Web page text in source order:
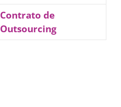
Contrato de
Outsourcing